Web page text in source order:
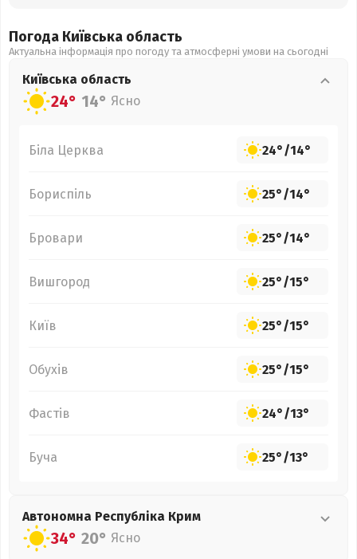
Погода Київська область
Актуальна інформація про погоду та атмосферні умови на сьогодні
Київська область
24° 14° Ясно
Біла Церква 24°/14°
Бориспіль 25°/14°
Бровари 25°/14°
Вишгород 25°/15°
Київ 25°/15°
Обухів 25°/15°
Фастів 24°/13°
Буча 25°/13°
Автономна Республіка Крим
34° 20° Ясно